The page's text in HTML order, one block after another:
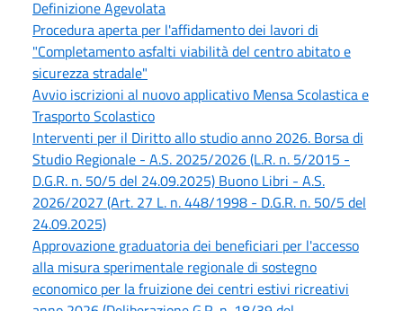
Definizione Agevolata
Procedura aperta per l'affidamento dei lavori di
"Completamento asfalti viabilità del centro abitato e
sicurezza stradale"
Avvio iscrizioni al nuovo applicativo Mensa Scolastica e
Trasporto Scolastico
Interventi per il Diritto allo studio anno 2026. Borsa di
Studio Regionale - A.S. 2025/2026 (L.R. n. 5/2015 -
D.G.R. n. 50/5 del 24.09.2025) Buono Libri - A.S.
2026/2027 (Art. 27 L. n. 448/1998 - D.G.R. n. 50/5 del
24.09.2025)
Approvazione graduatoria dei beneficiari per l'accesso
alla misura sperimentale regionale di sostegno
economico per la fruizione dei centri estivi ricreativi